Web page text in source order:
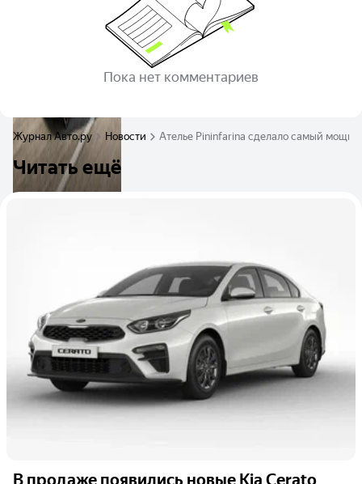
Пока нет комментариев
Журнал Авто.ру Новости Ателье Pininfarina сделало самый
Читать ещё
В продаже появились новые Kia Cerato